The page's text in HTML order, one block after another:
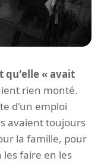
qu'elle « avait
rien monté.
d'un emploi
avaient toujours
la famille, pour
les faire en les